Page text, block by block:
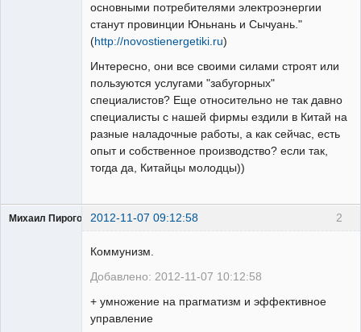
основными потребителями электроэнергии
станут провинции Юньнань и Сычуань."
(http://novostienergetiki.ru)
Интересно, они все своими силами строят или
пользуются услугами "забугорных"
специалистов? Еще относительно не так давно
специалисты с нашей фирмы ездили в Китай на
разные наладочные работы, а как сейчас, есть
опыт и собственное производство? если так,
тогда да, Китайцы молодцы))
2
Михаил Пирогов 2012-11-07 09:12:58
Коммунизм.
Добавлено: 2012-11-07 10:12:58
+ умножение на прагматизм и эффективное
управление